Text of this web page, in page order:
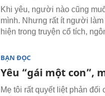
Khi yêu, người nào cũng
mình. Nhưng rất ít người
hiện trong truyện cổ tích,
BẠN ĐỌC
Yêu “gái một con”,
Mẹ tôi rất quyết liệt phản đối